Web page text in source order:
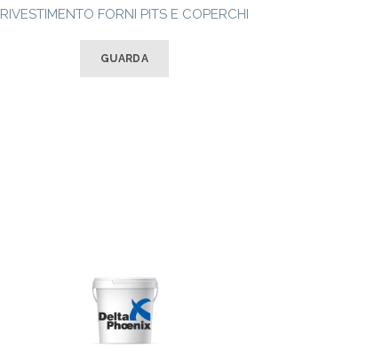
RIVESTIMENTO FORNI PITS E COPERCHI
GUARDA